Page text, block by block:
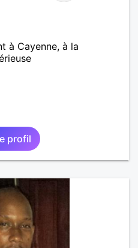
à Cayenne, à la
profil